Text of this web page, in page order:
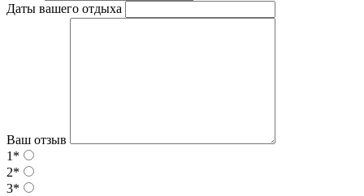
Даты вашего отдыха
Ваш отзыв
1*
2*
3*